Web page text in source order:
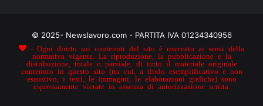
© 2025- Newslavoro.com - PARTITA IVA 01234340956
- Ogni diritto sui contenuti del sito è riservato ai sensi della
normativa vigente. La riproduzione, la pubblicazione e la
distribuzione, totale o parziale, di tutto il materiale originale
contenuto in questo sito (tra cui, a titolo esemplificativo e non
esaustivo, i testi, le immagini, le elaborazioni grafiche) sono
espressamente vietate in assenza di autorizzazione scritta.